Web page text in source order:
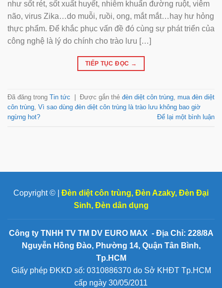
như sốt rét, sốt xuất huyết, nhiễm khuẩn đường ruột, viêm
não, virus Zika…do muỗi, ruồi, ong, mắt mắt…hay hư hỏng
thực phẩm. Để khắc phục vấn đề đó cùng sự phát triển của
công nghệ là lý do chính cho trào lưu […]
TIẾP TỤC ĐỌC →
Đã đăng trong Tin tức Được gắn thẻ đèn diệt côn trùng, mua đèn diệt
côn trùng, Vì sao dùng đèn diệt côn trùng là trào lưu không bao giờ
ngừng hot?
Để lại một bình luận
Copyright © | Đèn diệt côn trùng, Đèn Azaky, Đèn Đại
Sinh, Đèn dân dụng
Công ty TNHH TV TM DV EURO MAX - Địa Chỉ: 228/8A
Nguyễn Hồng Đào, Phường 14, Quận Tân Bình,
Tp.HCM
Giấy phép ĐKKD số: 0310886370 do Sở KHĐT Tp.HCM
cấp ngày 30/05/2011